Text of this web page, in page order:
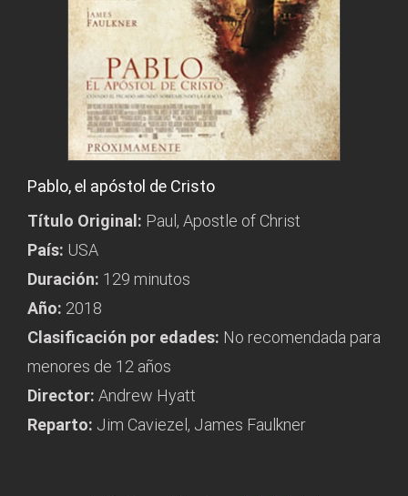
Pablo, el apóstol de Cristo
Título Original: Paul, Apostle of Christ
País: USA
Duración: 129 minutos
Año: 2018
Clasificación por edades: No recomendada para
menores de 12 años
Director: Andrew Hyatt
Reparto: Jim Caviezel, James Faulkner